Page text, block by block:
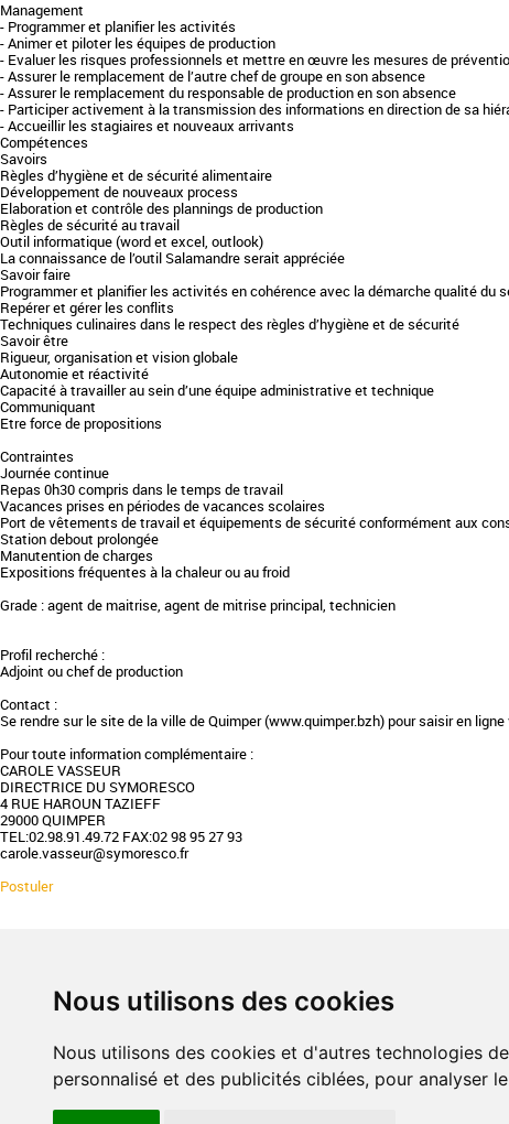
Nous utilisons des cookies
Nous utilisons des cookies et d'autres technologies
personnalisé et des publicités ciblées, pour analyser
Management
- Programmer et planifier les activités
- Animer et piloter les équipes de production
- Evaluer les risques professionnels et mettre en œuvre les mesures de
- Assurer le remplacement de l’autre chef de groupe en son absence
- Assurer le remplacement du responsable de production en son absence
- Participer activement à la transmission des informations en direction de sa
- Accueillir les stagiaires et nouveaux arrivants
Compétences
Savoirs
Règles d’hygiène et de sécurité alimentaire
Développement de nouveaux process
Elaboration et contrôle des plannings de production
Règles de sécurité au travail
Outil informatique (word et excel, outlook)
La connaissance de l’outil Salamandre serait appréciée
Savoir faire
Programmer et planifier les activités en cohérence avec la démarche qualité du
Repérer et gérer les conflits
Techniques culinaires dans le respect des règles d’hygiène et de sécurité
Savoir être
Rigueur, organisation et vision globale
Autonomie et réactivité
Capacité à travailler au sein d’une équipe administrative et technique
Communiquant
Etre force de propositions
Contraintes
Journée continue
Repas 0h30 compris dans le temps de travail
Vacances prises en périodes de vacances scolaires
Port de vêtements de travail et équipements de sécurité conformément aux
Station debout prolongée
Manutention de charges
Expositions fréquentes à la chaleur ou au froid
Grade : agent de maitrise, agent de mitrise principal, technicien
Profil recherché :
Adjoint ou chef de production
Contact :
Se rendre sur le site de la ville de Quimper (www.quimper.bzh) pour saisir en
Pour toute information complémentaire :
CAROLE VASSEUR
DIRECTRICE DU SYMORESCO
4 RUE HAROUN TAZIEFF
29000 QUIMPER
TEL:02.98.91.49.72 FAX:02 98 95 27 93
carole.vasseur@symoresco.fr
Postuler
Valeurs
Professionnalisation
Expertise
Responsabilité
Dates clés
Evaluer